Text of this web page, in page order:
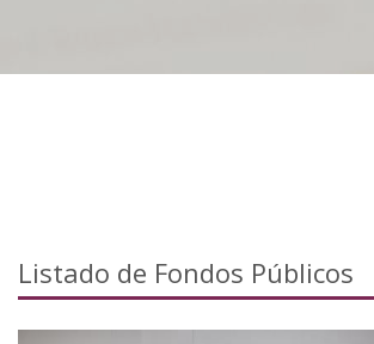
Listado de Fondos Públicos